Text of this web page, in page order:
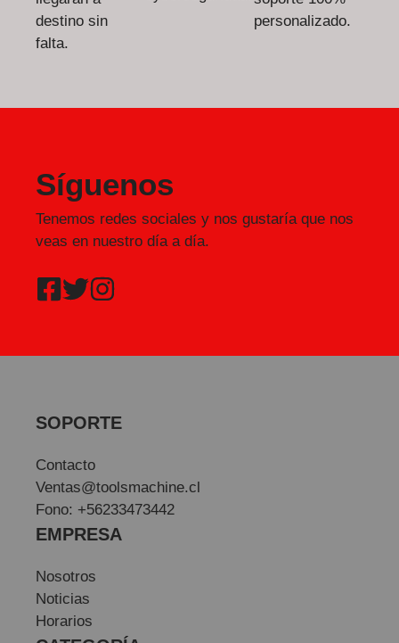
destino sin
falta.
personalizado.
Síguenos
Tenemos redes sociales y nos gustaría que nos
veas en nuestro día a día.
SOPORTE
Contacto
Ventas@toolsmachine.cl
Fono: +56233473442
EMPRESA
Nosotros
Noticias
Horarios